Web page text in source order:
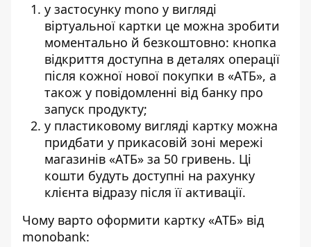
у застосунку mono у вигляді
віртуальної картки це можна зробити
моментально й безкоштовно: кнопка
відкриття доступна в деталях операції
після кожної нової покупки в «АТБ», а
також у повідомленні від банку про
запуск продукту;
у пластиковому вигляді картку можна
придбати у прикасовій зоні мережі
магазинів «АТБ» за 50 гривень. Ці
кошти будуть доступні на рахунку
клієнта відразу після її активації.
Чому варто оформити картку «АТБ» від
monobank: